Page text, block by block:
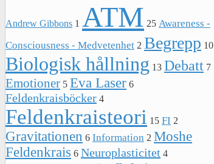
Andrew Gibbons 1 ATM 25 Awareness -
Consciousness - Medvetenhet 2 Begrepp 10
Biologisk hållning 13 Debatt 7
Emotioner 5 Eva Laser 6
Feldenkraisböcker 4
Feldenkraisteori 15 FI 2
Gravitationen 6 Information 2 Moshe
Feldenkrais 6 Neuroplasticitet 4